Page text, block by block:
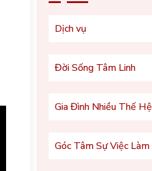
Dịch vụ
Đời Sống Tâm Linh
Gia Đình Nhiều Thế Hệ
Góc Tâm Sự Việc Làm